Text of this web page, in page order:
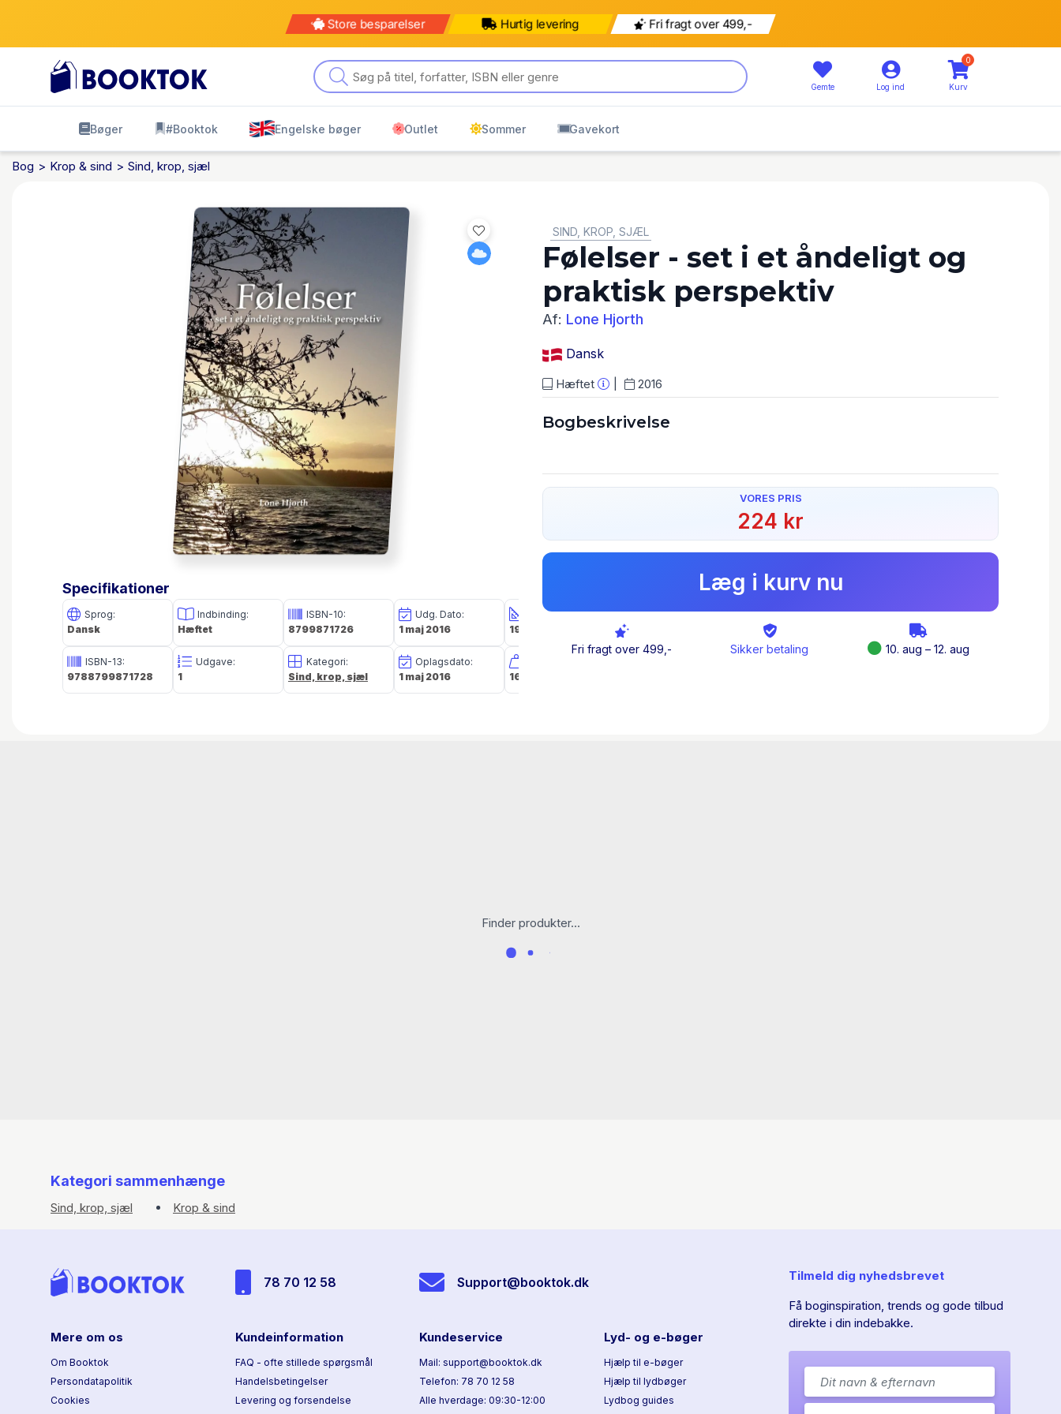
Store besparelser Hurtig levering Fri fragt over 499,-
Gemte Log ind
0
Kurv
Bøger #Booktok Engelske bøger Outlet Sommer Gavekort
Bog Krop & sind Sind, krop, sjæl
Specifikationer
Sprog:
Dansk
ISBN-13:
9788799871728
Indbinding:
Hæftet
Udgave:
1
ISBN-10:
8799871726
Kategori:
Sind, krop, sjæl
Udg. Dato:
1 maj 2016
Oplagsdato:
1 maj 2016
Størrelse i cm:
19,0 x 12,0 x 1,2
162g
Forlag:
Hjorth & Nielsen
SIND, KROP, SJÆL
Følelser - set i et åndeligt og
praktisk perspektiv
Af: Lone Hjorth
Dansk
Hæftet 2016
Bogbeskrivelse
VORES PRIS
224 kr
Læg i kurv nu
Fri fragt over 499,- Sikker betaling 10. aug – 12. aug
Finder produkter...
Kategori sammenhænge
Sind, krop, sjæl Krop & sind
78 70 12 58 Support@booktok.dk
Mere om os
Om Booktok
Persondatapolitik
Cookies
Kundeinformation
FAQ - ofte stillede spørgsmål
Handelsbetingelser
Levering og forsendelse
Kundeservice
Mail: support@booktok.dk
Telefon: 78 70 12 58
Alle hverdage: 09:30-12:00
Lyd- og e-bøger
Hjælp til e-bøger
Hjælp til lydbøger
Lydbog guides
Tilmeld dig nyhedsbrevet
Få boginspiration, trends og gode tilbud
direkte i din indebakke.